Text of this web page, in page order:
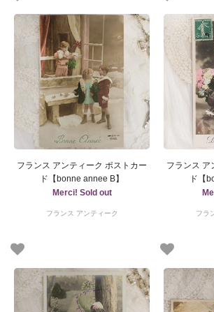
フランス アンティーク ポストカー
ド【bonne annee B】
Merci! Sold out
フランス アンティーク
フランス ア
ド【
フラ